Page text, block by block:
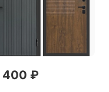
400 ₽